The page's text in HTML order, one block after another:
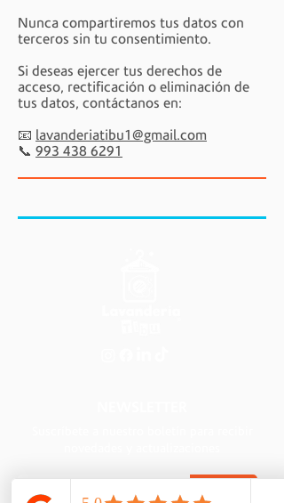
Nunca compartiremos tus datos con
terceros sin tu consentimiento.
Si deseas ejercer tus derechos de
acceso, rectificación o eliminación de
tus datos, contáctanos en:
📧 lavanderiatibu1@gmail.com
📞 993 438 6291
ENVIAR